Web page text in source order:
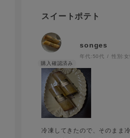
スイートポテト
songes
年代: 50代 性別:女
冷凍してきたので、そのまま